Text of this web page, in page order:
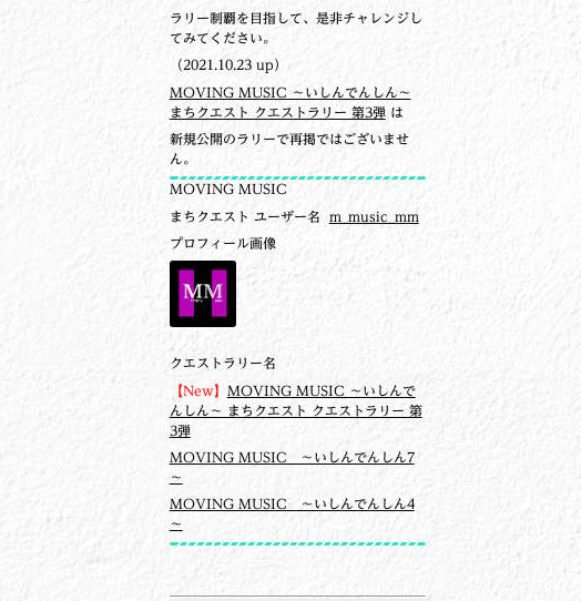
ラリー制覇を目指して、是非チャレンジし
てみてください。
（2021.10.23 up）
MOVING MUSIC ～いしんでんしん～
まちクエスト クエストラリー 第3弾は
新規公開のラリーで再掲ではございませ
ん。
MOVING MUSIC
まちクエスト ユーザー名 m_music_mm
プロフィール画像
クエストラリー名
【New】 MOVING MUSIC ～いしんで
んしん～ まちクエスト クエストラリー 第
3弾
MOVING MUSIC ～いしんでんしん7
～
MOVING MUSIC ～いしんでんしん4
～